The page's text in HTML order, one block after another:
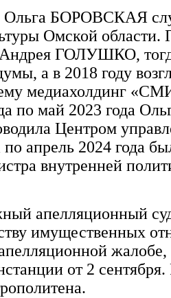
Ольга БОРОВСКАЯ
Омской области.
Андрея ГОЛУШКО,
а в 2018 году
медиахолдинг
по май 2023 года
Центром
апрель 2024 года
внутренней
апелляционный
имущественных
жалобе,
от 2 сентября.